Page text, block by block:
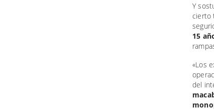
Y
cierto
15
«Los
del